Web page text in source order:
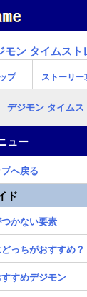
モン タイムスト
プ ストーリー
デジモン タイム
ュー
へ戻る
ド
かない要素
っちがおすすめ？
すめデジモン